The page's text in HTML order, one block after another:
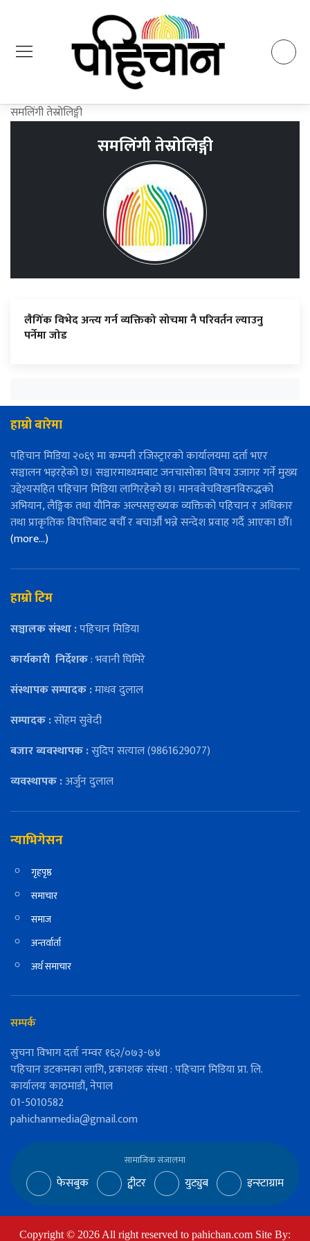
समलिंगी तेस्रोलिङ्गी
समलिंगी तेस्रोलिङ्गी
लैगिंक विभेद अन्त्य गर्न व्यक्तिको सोचमा नै परिवर्तन ल्याउनु
पर्नेमा जोड
हाम्रो बारेमा
पहिचान मिडिया २०६९ मा कम्पनी रजिस्ट्रारको कार्यालयमा दर्ता भएर
सञ्चालन भइरहेको छ। सञ्चारमाध्यमबाट जनचासोका विषय उजागर गर्ने मुख्य
उद्देश्यसहित पहिचान मिडिया लागिरहेको छ। मानववेचविखनविरुद्धको
अभियान, लैङ्गिक तथा यौनिक अल्पसङ्ख्यक व्यक्तिको पहिचान र अधिकार
तथा प्राकृतिक विपत्तिबाट बचौँ र बचाऔँ भन्ने सन्देश प्रवाह गर्दै आएका छौँ।
(more…)
हाम्रो टिम
सञ्चालक संस्था :पहिचान मिडिया
कार्यकारी निर्देशक: भवानी घिमिरे
संस्थापक सम्पादक :माधव दुलाल
सम्पादक :सोहम सुवेदी
बजार ब्यवस्थापक :सुदिप सत्याल (9861629077)
व्यवस्थापक :अर्जुन दुलाल
न्याभिगेसन
गृहपृष्ठ
समाचार
समाज
अन्तर्वार्ता
अर्थ समाचार
सम्पर्क
सुचना विभाग दर्ता नम्वर १६२/०७३-७४
पहिचान डटकमका लागि, प्रकाशक संस्था : पहिचान मिडिया प्रा. लि.
कार्यालयः काठमाडौं, नेपाल
01-5010582
pahichanmedia@gmail.com
सामाजिक संजालमा
फेसबुक ट्वीटर युट्युब इन्स्टाग्राम
Copyright © 2026 All right reserved to pahichan.com Site By: